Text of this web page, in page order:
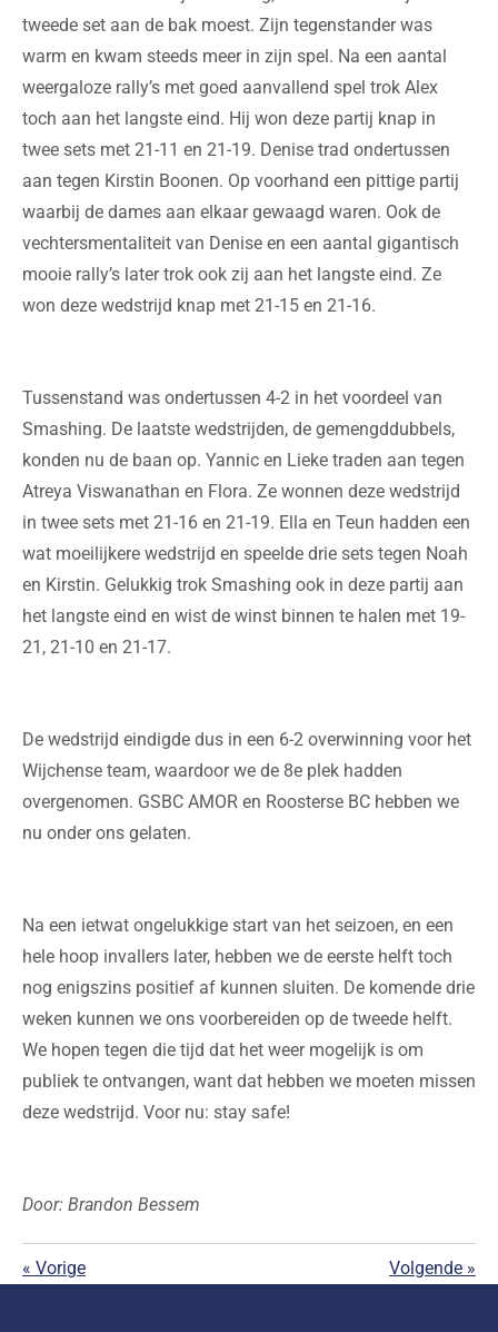
tweede set aan de bak moest. Zijn tegenstander was
warm en kwam steeds meer in zijn spel. Na een aantal
weergaloze rally’s met goed aanvallend spel trok Alex
toch aan het langste eind. Hij won deze partij knap in
twee sets met 21-11 en 21-19. Denise trad ondertussen
aan tegen Kirstin Boonen. Op voorhand een pittige partij
waarbij de dames aan elkaar gewaagd waren. Ook de
vechtersmentaliteit van Denise en een aantal gigantisch
mooie rally’s later trok ook zij aan het langste eind. Ze
won deze wedstrijd knap met 21-15 en 21-16.
Tussenstand was ondertussen 4-2 in het voordeel van
Smashing. De laatste wedstrijden, de gemengddubbels,
konden nu de baan op. Yannic en Lieke traden aan tegen
Atreya Viswanathan en Flora. Ze wonnen deze wedstrijd
in twee sets met 21-16 en 21-19. Ella en Teun hadden een
wat moeilijkere wedstrijd en speelde drie sets tegen Noah
en Kirstin. Gelukkig trok Smashing ook in deze partij aan
het langste eind en wist de winst binnen te halen met 19-
21, 21-10 en 21-17.
De wedstrijd eindigde dus in een 6-2 overwinning voor het
Wijchense team, waardoor we de 8e plek hadden
overgenomen. GSBC AMOR en Roosterse BC hebben we
nu onder ons gelaten.
Na een ietwat ongelukkige start van het seizoen, en een
hele hoop invallers later, hebben we de eerste helft toch
nog enigszins positief af kunnen sluiten. De komende drie
weken kunnen we ons voorbereiden op de tweede helft.
We hopen tegen die tijd dat het weer mogelijk is om
publiek te ontvangen, want dat hebben we moeten missen
deze wedstrijd. Voor nu: stay safe!
Door: Brandon Bessem
« Vorige Volgende »